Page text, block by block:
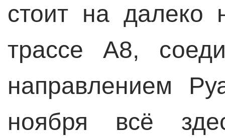
стоит на далеко
трассе А8,
направлением
ноября всё